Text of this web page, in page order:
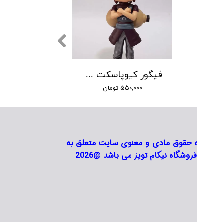
فیگور کیوپاسکت گارا انیمه ناروتو
۵۵۰,۰۰۰ تومان
فروشگاه نیکام تویز می باشد @2026